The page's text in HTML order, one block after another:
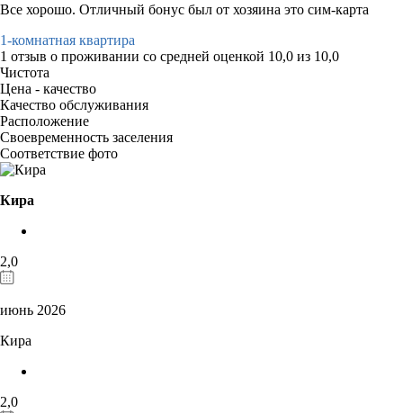
Все хорошо. Отличный бонус был от хозяина это сим-карта
1-комнатная квартира
1 отзыв о проживании со средней оценкой 10,0 из 10,0
Чистота
Цена - качество
Качество обслуживания
Расположение
Своевременность заселения
Соответствие фото
Кира
2,0
июнь 2026
Кира
2,0